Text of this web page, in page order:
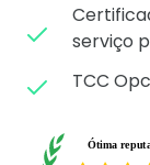
serviço
TCC